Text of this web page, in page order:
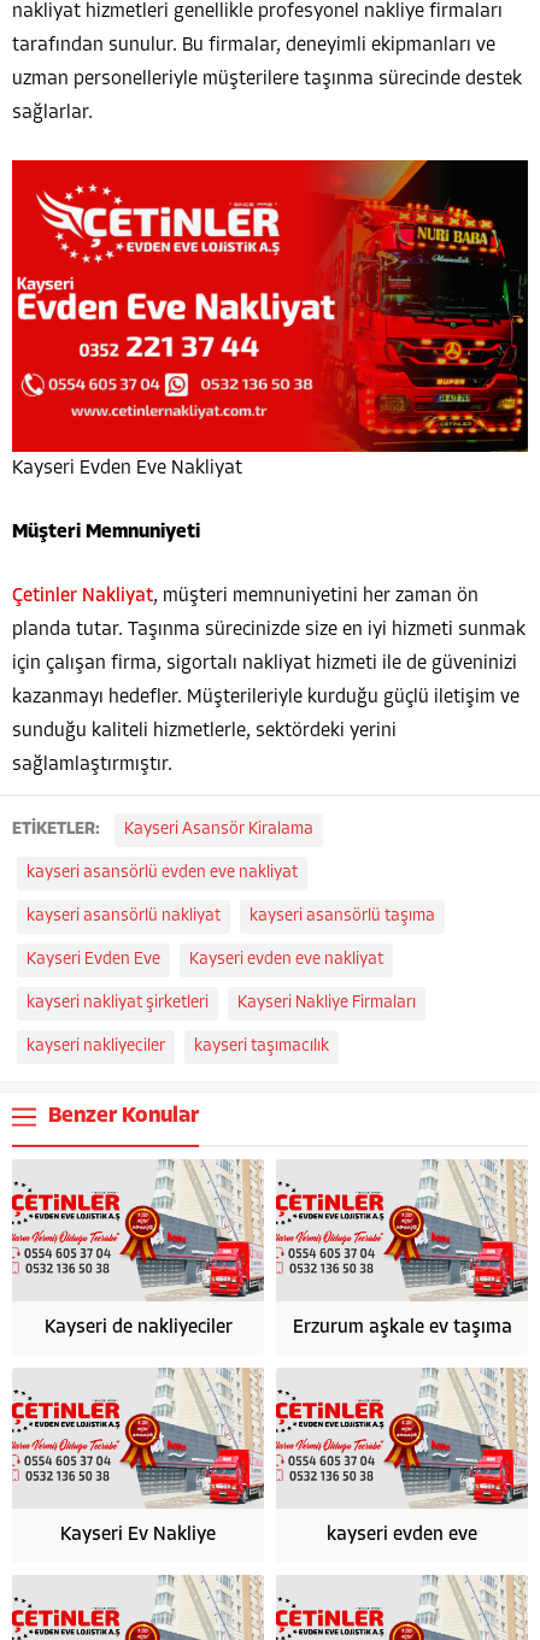
nakliyat hizmetleri genellikle profesyonel nakliye firmaları
tarafından sunulur. Bu firmalar, deneyimli ekipmanları ve
uzman personelleriyle müşterilere taşınma sürecinde destek
sağlarlar.
Kayseri Evden Eve Nakliyat
Müşteri Memnuniyeti
Çetinler Nakliyat, müşteri memnuniyetini her zaman ön
planda tutar. Taşınma sürecinizde size en iyi hizmeti sunmak
için çalışan firma, sigortalı nakliyat hizmeti ile de güveninizi
kazanmayı hedefler. Müşterileriyle kurduğu güçlü iletişim ve
sunduğu kaliteli hizmetlerle, sektördeki yerini
sağlamlaştırmıştır.
ETİKETLER: Kayseri Asansör Kiralama
kayseri asansörlü evden eve nakliyat
kayseri asansörlü nakliyat kayseri asansörlü taşıma
Kayseri Evden Eve Kayseri evden eve nakliyat
kayseri nakliyat şirketleri Kayseri Nakliye Firmaları
kayseri nakliyeciler kayseri taşımacılık
Benzer Konular
Kayseri de nakliyeciler Erzurum aşkale ev taşıma
Kayseri Ev Nakliye kayseri evden eve